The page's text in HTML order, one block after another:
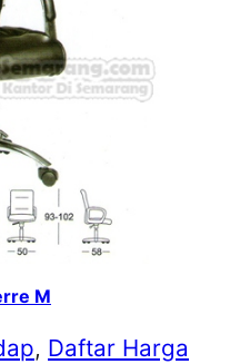
M
, Daftar Harga